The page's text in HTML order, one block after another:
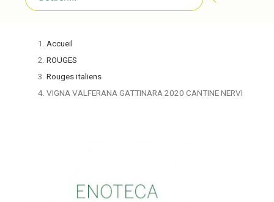
Accueil
ROUGES
Rouges italiens
VIGNA VALFERANA GATTINARA 2020 CANTINE NERVI